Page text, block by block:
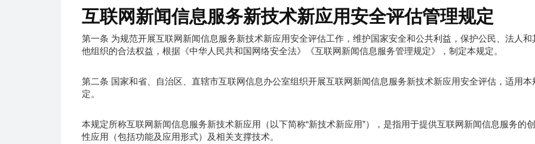
互联网新闻信息服务新技术新应用安全评估管理规定
第一条 为规范开展互联网新闻信息服务新技术新应用安全评估工作，维护国家安全和公共利益，保护公民、法人和
他组织的合法权益，根据《中华人民共和国网络安全法》《互联网新闻信息服务管理规定》，制定本规定。
第二条 国家和省、自治区、直辖市互联网信息办公室组织开展互联网新闻信息服务新技术新应用安全评估，适用本
定。
本规定所称互联网新闻信息服务新技术新应用（以下简称“新技术新应用”），是指用于提供互联网新闻信息服务的
性应用（包括功能及应用形式）及相关支撑技术。